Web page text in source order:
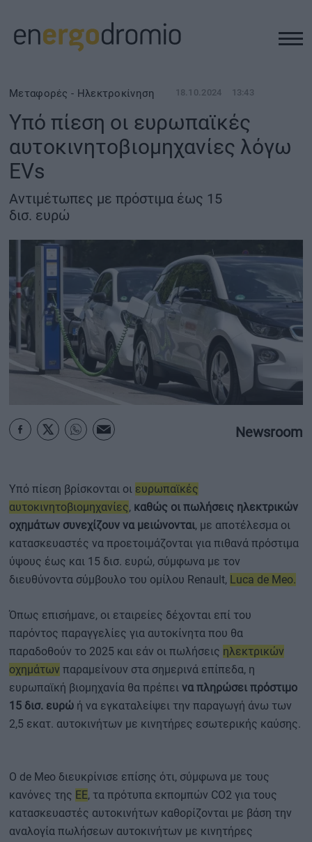
ΥΠΟΔΟΜΕΣ
REAL ESTATE
ΠΕΡΙΒΑΛΛΟΝ
ΕΝΕΡΓΕΙΑ
ΜΕΤΑΦΟΡΕΣ - ΗΛΕΚΤΡΟΚΙΝΗΣΗ
ΨΗΦΙΑΚΟΣ ΚΟΣΜΟΣ
ΟΙΚΟΝΟΜΙΑ - ΕΠΙΧΕΙΡΗΣΕΙΣ
MY PROPERTY
ΚΑΡΑΜΠΟΛΕΣ
ΟΡΟΙ ΧΡΗΣΗΣ
ΕΠΙΚΟΙΝΩΝΙΑ
ΤΑΥΤΟΤΗΤΑ
Μεταφορές - Ηλεκτροκίνηση 18.10.2024 13:43
Υπό πίεση οι ευρωπαϊκές
αυτοκινητοβιομηχανίες λόγω
EVs
Αντιμέτωπες με πρόστιμα έως 15
δισ. ευρώ
Newsroom
Υπό πίεση βρίσκονται οι ευρωπαϊκές
αυτοκινητοβιομηχανίες, καθώς οι πωλήσεις ηλεκτρικών
οχημάτων συνεχίζουν να μειώνονται, με αποτέλεσμα οι
κατασκευαστές να προετοιμάζονται για πιθανά πρόστιμα
ύψους έως και 15 δισ. ευρώ, σύμφωνα με τον
διευθύνοντα σύμβουλο του ομίλου Renault, Luca de Meo.
Όπως επισήμανε, οι εταιρείες δέχονται επί του
παρόντος παραγγελίες για αυτοκίνητα που θα
παραδοθούν το 2025 και εάν οι πωλήσεις ηλεκτρικών
οχημάτων παραμείνουν στα σημερινά επίπεδα, η
ευρωπαϊκή βιομηχανία θα πρέπει να πληρώσει πρόστιμο
15 δισ. ευρώ ή να εγκαταλείψει την παραγωγή άνω των
2,5 εκατ. αυτοκινήτων με κινητήρες εσωτερικής καύσης.
Ο de Meo διευκρίνισε επίσης ότι, σύμφωνα με τους
κανόνες της ΕΕ, τα πρότυπα εκπομπών CO2 για τους
κατασκευαστές αυτοκινήτων καθορίζονται με βάση την
αναλογία πωλήσεων αυτοκινήτων με κινητήρες